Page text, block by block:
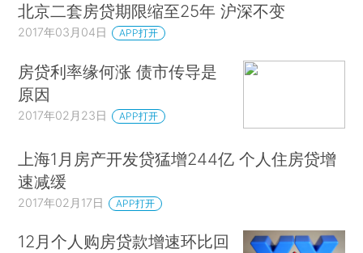
北京二套房贷期限缩至25年 沪深不变
2017年03月04日 APP打开
房贷利率缘何涨 债市传导是
原因
2017年02月23日 APP打开
上海1月房产开发贷猛增244亿 个人住房贷增
速减缓
2017年02月17日 APP打开
12月个人购房贷款增速环比回